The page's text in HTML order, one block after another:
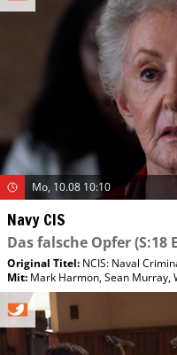
Mo, 10.08 10:10
Navy CIS
Das falsche Opfer(S:18
Original Titel: NCIS: Naval
Mit: Mark Harmon,Sean Murray,